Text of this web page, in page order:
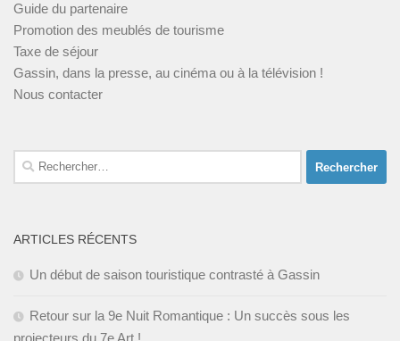
Guide du partenaire
Promotion des meublés de tourisme
Taxe de séjour
Gassin, dans la presse, au cinéma ou à la télévision !
Nous contacter
Rechercher :
ARTICLES RÉCENTS
Un début de saison touristique contrasté à Gassin
Retour sur la 9e Nuit Romantique : Un succès sous les
projecteurs du 7e Art !